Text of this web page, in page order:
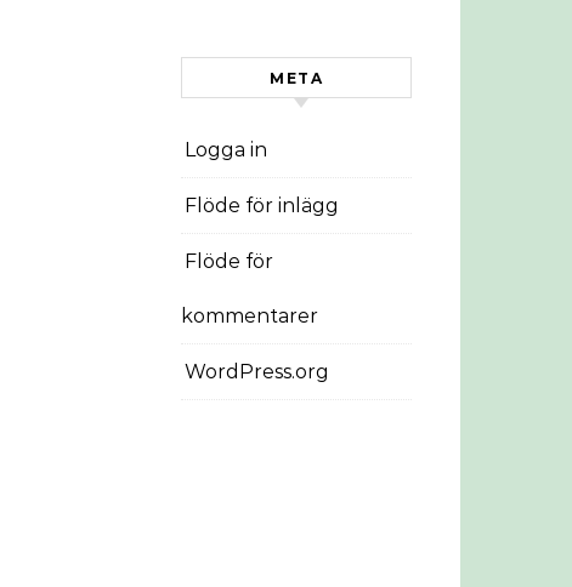
META
Logga in
Flöde för inlägg
Flöde för
kommentarer
WordPress.org